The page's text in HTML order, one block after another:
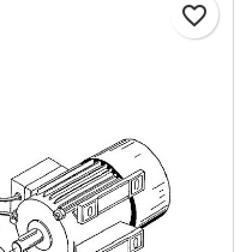
favorite_border